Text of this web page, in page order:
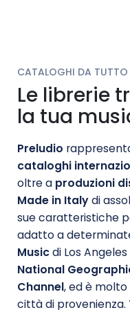
CATALOGHI DA
Le librerie
la tua
Preludio
cataloghi
oltre a produzioni
Made in Italydi
sue caratteristiche
adatto a
Musicdi Los
National
Channel, ed è
città di provenienza.